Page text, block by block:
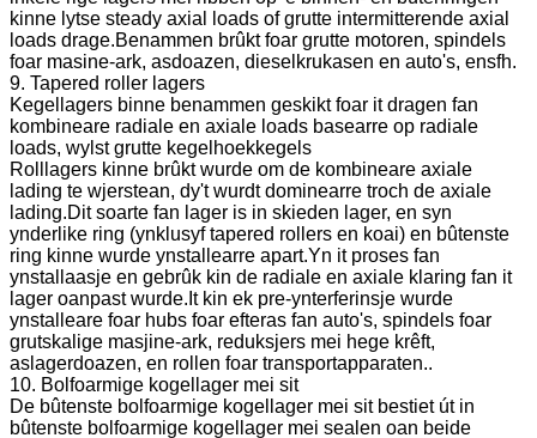
kinne lytse steady axial loads of grutte intermitterende axial
loads drage.Benammen brûkt foar grutte motoren, spindels
foar masine-ark, asdoazen, dieselkrukasen en auto's, ensfh.
9. Tapered roller lagers
Kegellagers binne benammen geskikt foar it dragen fan
kombineare radiale en axiale loads basearre op radiale
loads, wylst grutte kegelhoekkegels
Rolllagers kinne brûkt wurde om de kombineare axiale
lading te wjerstean, dy't wurdt dominearre troch de axiale
lading.Dit soarte fan lager is in skieden lager, en syn
ynderlike ring (ynklusyf tapered rollers en koai) en bûtenste
ring kinne wurde ynstallearre apart.Yn it proses fan
ynstallaasje en gebrûk kin de radiale en axiale klaring fan it
lager oanpast wurde.It kin ek pre-ynterferinsje wurde
ynstalleare foar hubs foar efteras fan auto's, spindels foar
grutskalige masjine-ark, reduksjers mei hege krêft,
aslagerdoazen, en rollen foar transportapparaten..
10. Bolfoarmige kogellager mei sit
De bûtenste bolfoarmige kogellager mei sit bestiet út in
bûtenste bolfoarmige kogellager mei sealen oan beide